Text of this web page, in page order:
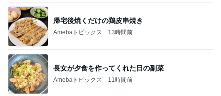
帰宅後焼くだけの鶏皮串焼き
Amebaトピックス 13時間前
長女が夕食を作ってくれた日の副菜
Amebaトピックス 11時間前